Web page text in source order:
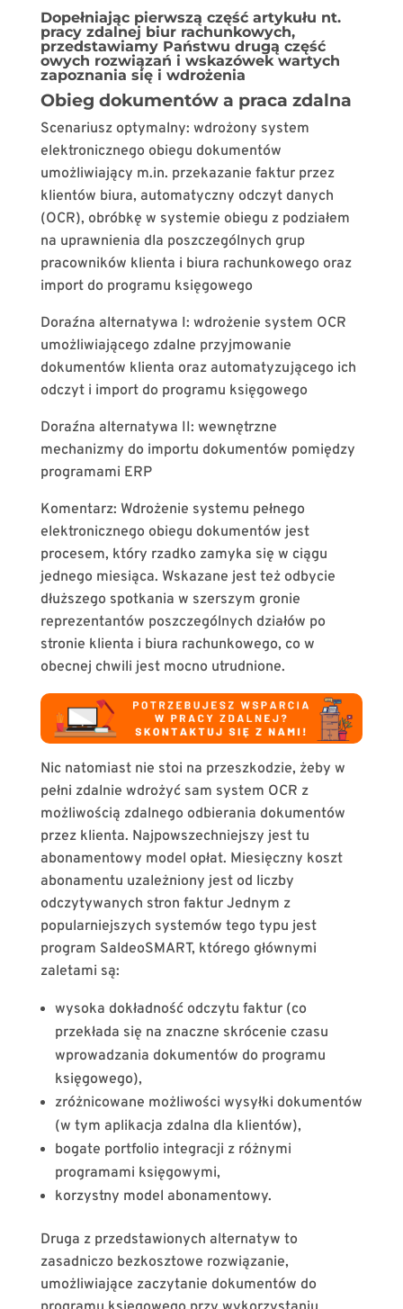
Dopełniając pierwszą część artykułu nt.
pracy zdalnej biur rachunkowych,
przedstawiamy Państwu drugą część
owych rozwiązań i wskazówek wartych
zapoznania się i wdrożenia
Obieg dokumentów a praca zdalna
Scenariusz optymalny: wdrożony system
elektronicznego obiegu dokumentów
umożliwiający m.in. przekazanie faktur przez
klientów biura, automatyczny odczyt danych
(OCR), obróbkę w systemie obiegu z podziałem
na uprawnienia dla poszczególnych grup
pracowników klienta i biura rachunkowego oraz
import do programu księgowego
Doraźna alternatywa I: wdrożenie system OCR
umożliwiającego zdalne przyjmowanie
dokumentów klienta oraz automatyzującego ich
odczyt i import do programu księgowego
Doraźna alternatywa II: wewnętrzne
mechanizmy do importu dokumentów pomiędzy
programami ERP
Komentarz: Wdrożenie systemu pełnego
elektronicznego obiegu dokumentów jest
procesem, który rzadko zamyka się w ciągu
jednego miesiąca. Wskazane jest też odbycie
dłuższego spotkania w szerszym gronie
reprezentantów poszczególnych działów po
stronie klienta i biura rachunkowego, co w
obecnej chwili jest mocno utrudnione.
Nic natomiast nie stoi na przeszkodzie, żeby w
pełni zdalnie wdrożyć sam system OCR z
możliwością zdalnego odbierania dokumentów
przez klienta. Najpowszechniejszy jest tu
abonamentowy model opłat. Miesięczny koszt
abonamentu uzależniony jest od liczby
odczytywanych stron faktur Jednym z
popularniejszych systemów tego typu jest
program SaldeoSMART, którego głównymi
zaletami są:
wysoka dokładność odczytu faktur (co
przekłada się na znaczne skrócenie czasu
wprowadzania dokumentów do programu
księgowego),
zróżnicowane możliwości wysyłki dokumentów
(w tym aplikacja zdalna dla klientów),
bogate portfolio integracji z różnymi
programami księgowymi,
korzystny model abonamentowy.
Druga z przedstawionych alternatyw to
zasadniczo bezkosztowe rozwiązanie,
umożliwiające zaczytanie dokumentów do